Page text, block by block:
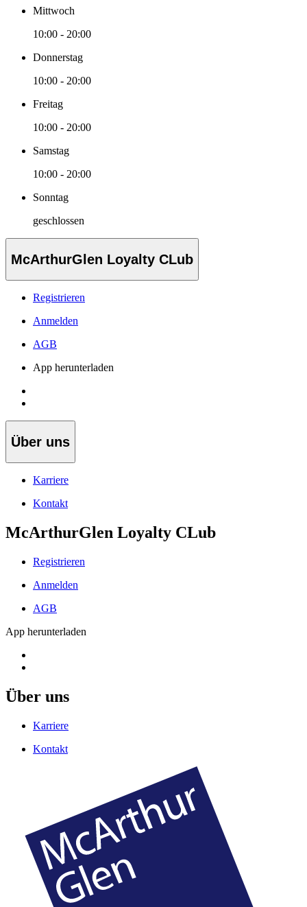
Mittwoch
10:00 - 20:00
Donnerstag
10:00 - 20:00
Freitag
10:00 - 20:00
Samstag
10:00 - 20:00
Sonntag
geschlossen
McArthurGlen Loyalty CLub
Registrieren
Anmelden
AGB
App herunterladen
Über uns
Karriere
Kontakt
McArthurGlen Loyalty CLub
Registrieren
Anmelden
AGB
App herunterladen
Über uns
Karriere
Kontakt